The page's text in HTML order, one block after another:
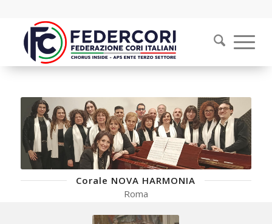
Corale NOVA HARMONIA
Roma